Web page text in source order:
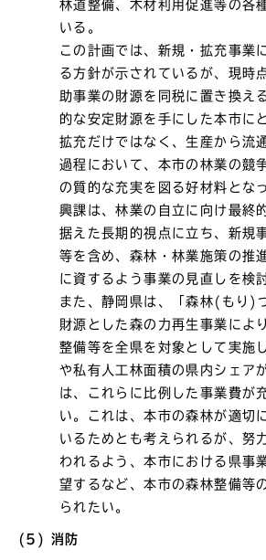
林道整備、木材利用促進等の各
いる。
この計画では、新規・拡充事業
る方針が示されているが、現時
助事業の財源を同税に置き換え
的な安定財源を手にした本市に
拡充だけではなく、生産から流
過程において、本市の林業の競
の質的な充実を図る好材料とな
興課は、林業の自立に向け最終
据えた長期的視点に立ち、新規
等を含め、森林・林業施策の推
に資するよう事業の見直しを検
また、静岡県は、「森林(もり)
財源とした森の力再生事業によ
整備等を全県を対象として実施
や私有人工林面積の県内シェア
は、これらに比例した事業費が
い。これは、本市の森林が適切
いるためとも考えられるが、努
われるよう、本市における県事
望するなど、本市の森林整備等
られたい。
(5) 消防